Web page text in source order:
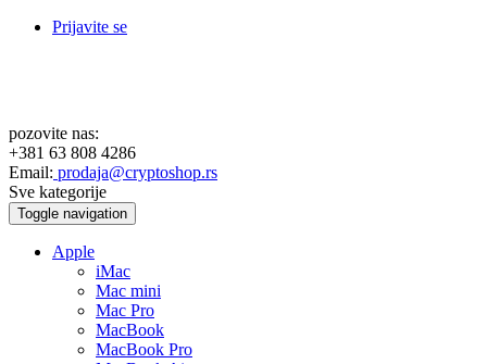
Prijavite se
pozovite nas:
+381 63 808 4286
Email: prodaja@cryptoshop.rs
Sve kategorije
Toggle navigation
Apple
iMac
Mac mini
Mac Pro
MacBook
MacBook Pro